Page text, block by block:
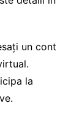
un cont
la